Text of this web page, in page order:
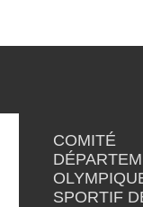
COMITÉ
SPORTIF